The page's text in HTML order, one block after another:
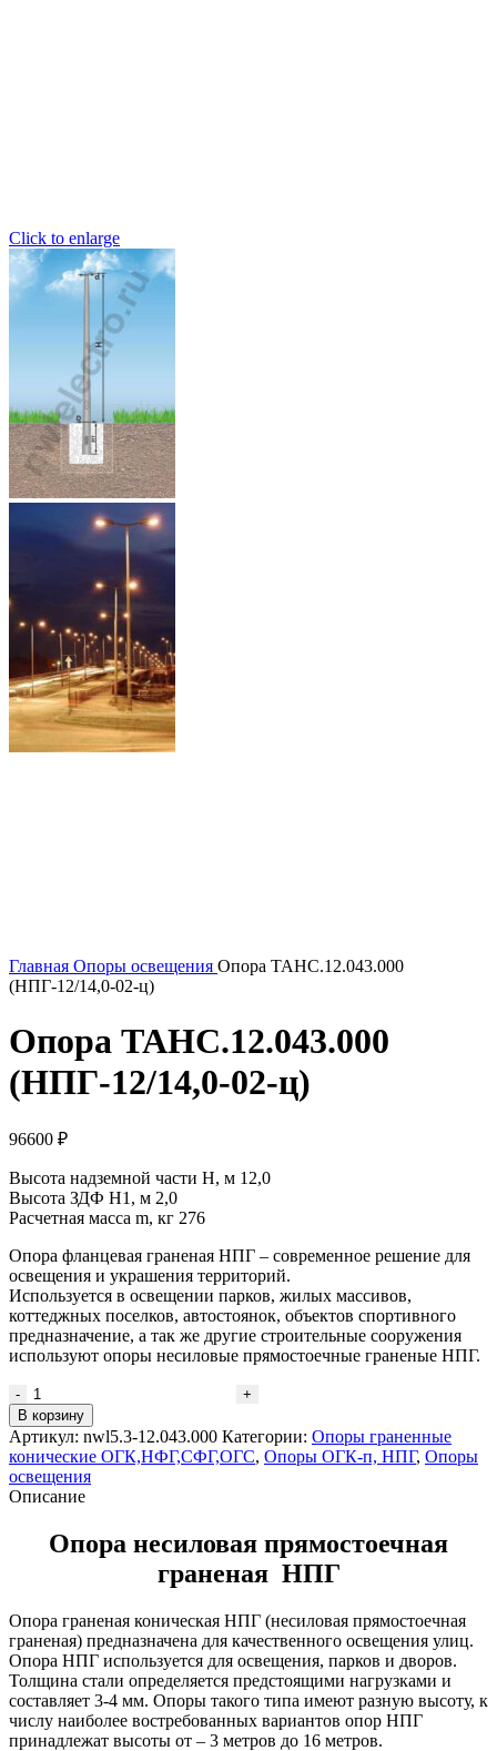
Click to enlarge
Главная Опоры освещения Опора ТАНС.12.043.000
(НПГ-12/14,0-02-ц)
Опора ТАНС.12.043.000
(НПГ-12/14,0-02-ц)
96600 ₽
Высота надземной части H, м 12,0
Высота ЗДФ Н1, м 2,0
Расчетная масса m, кг 276
Опора фланцевая граненая НПГ – современное решение для
освещения и украшения территорий.
Используется в освещении парков, жилых массивов,
коттеджных поселков, автостоянок, объектов спортивного
предназначение, а так же другие строительные сооружения
используют опоры несиловые прямостоечные граненые НПГ.
Количество
товара
Опора
ТАНС.12.043.000
(НПГ-12/14,0-
02-
В корзину
Артикул: nwl5.3-12.043.000 Категории: Опоры граненные
конические ОГК,НФГ,СФГ,ОГС, Опоры ОГК-п, НПГ, Опоры
освещения
Описание
Опора несиловая прямостоечная
граненая НПГ
Опора граненая коническая НПГ (несиловая прямостоечная
граненая) предназначена для качественного освещения улиц.
Опора НПГ используется для освещения, парков и дворов.
Толщина стали определяется предстоящими нагрузками и
составляет 3-4 мм. Опоры такого типа имеют разную высоту, к
числу наиболее востребованных вариантов опор НПГ
принадлежат высоты от – 3 метров до 16 метров.